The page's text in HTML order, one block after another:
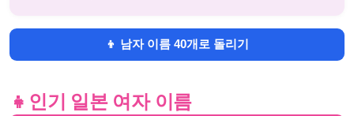
👦 남자 이름 40개로 돌리기
👧 인기 일본 여자 이름